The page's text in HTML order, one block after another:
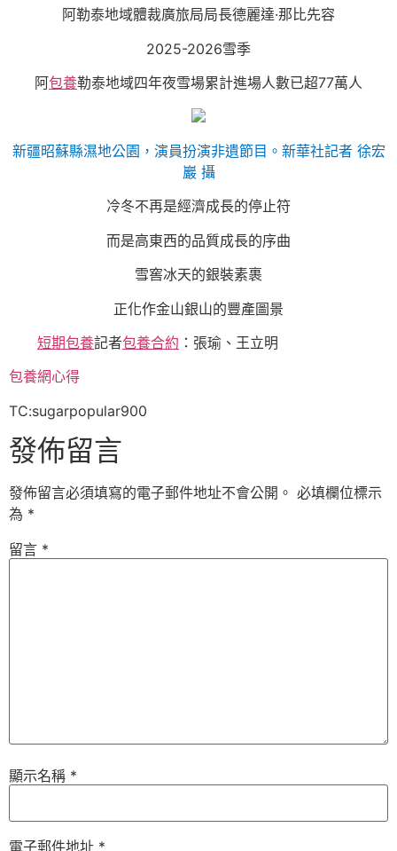
阿勒泰地域體裁廣旅局局長德麗達·那比先容
2025-2026雪季
阿包養勒泰地域四年夜雪場累計進場人數已超77萬人
新疆昭蘇縣濕地公園，演員扮演非遺節目。新華社記者 徐宏
巖 攝
冷冬不再是經濟成長的停止符
而是高東西的品質成長的序曲
雪窖冰天的銀裝素裹
正化作金山銀山的豐產圖景
短期包養記者包養合約 ：張瑜、王立明
包養網心得
TC:sugarpopular900
發佈留言
發佈留言必須填寫的電子郵件地址不會公開。 必填欄位標示
為 *
留言 *
顯示名稱 *
電子郵件地址 *